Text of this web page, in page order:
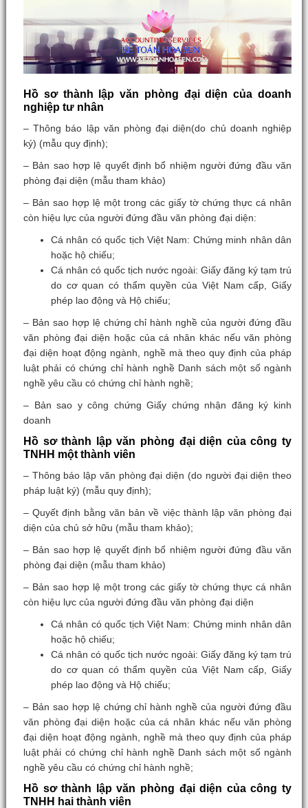
Hồ sơ thành lập văn phòng đại diện của doanh
nghiệp tư nhân
– Thông báo lập văn phòng đại diện(do chủ doanh nghiệp
ký) (mẫu quy định);
– Bản sao hợp lệ quyết định bổ nhiệm người đứng đầu văn
phòng đại diện (mẫu tham khảo)
– Bản sao hợp lệ một trong các giấy tờ chứng thực cá nhân
còn hiệu lực của người đứng đầu văn phòng đại diện:
Cá nhân có quốc tịch Việt Nam: Chứng minh nhân dân
hoặc hộ chiếu;
Cá nhân có quốc tịch nước ngoài: Giấy đăng ký tạm trú
do cơ quan có thẩm quyền của Việt Nam cấp, Giấy
phép lao động và Hộ chiếu;
– Bản sao hợp lệ chứng chỉ hành nghề của người đứng đầu
văn phòng đại diện hoặc của cá nhân khác nếu văn phòng
đại diện hoạt động ngành, nghề mà theo quy định của pháp
luật phải có chứng chỉ hành nghề Danh sách một số ngành
nghề yêu cầu có chứng chỉ hành nghề;
– Bản sao y công chứng Giấy chứng nhận đăng ký kinh
doanh
Hồ sơ thành lập văn phòng đại diện của công ty
TNHH một thành viên
– Thông báo lập văn phòng đại diện (do người đại diện theo
pháp luật ký) (mẫu quy định);
– Quyết định bằng văn bản về việc thành lập văn phòng đại
diện của chủ sở hữu (mẫu tham khảo);
– Bản sao hợp lệ quyết định bổ nhiệm người đứng đầu văn
phòng đại diện (mẫu tham khảo)
– Bản sao hợp lệ một trong các giấy tờ chứng thực cá nhân
còn hiệu lực của người đứng đầu văn phòng đại diện
Cá nhân có quốc tịch Việt Nam: Chứng minh nhân dân
hoặc hộ chiếu;
Cá nhân có quốc tịch nước ngoài: Giấy đăng ký tạm trú
do cơ quan có thẩm quyền của Việt Nam cấp, Giấy
phép lao động và Hộ chiếu;
– Bản sao hợp lệ chứng chỉ hành nghề của người đứng đầu
văn phòng đại diện hoặc của cá nhân khác nếu văn phòng
đại diện hoạt động ngành, nghề mà theo quy định của pháp
luật phải có chứng chỉ hành nghề Danh sách một số ngành
nghề yêu cầu có chứng chỉ hành nghề;
Hồ sơ thành lập văn phòng đại diện của công ty
TNHH hai thành viên